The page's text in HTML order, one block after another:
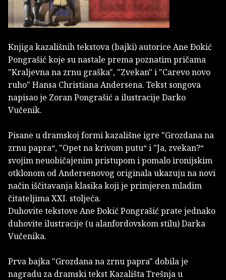
Knjiga kazališnih tekstova (bajki) autorice Ane Ðokić
Pongrašić koje su nastale prema poznatim pričama
"Kraljevna na zrnu graška", "Zvekan" i "Carevo novo
ruho" Hansa Christiana Andersena. Tekst songova
napisao je Zoran Pongrašić a ilustracije Darko
Vučenik.
Pisane u dramskoj formi kazališne igre "Grozdana na
zrnu papra“, "Opet na krivom putu“ i "Ja, zvekan?“
svojim neuobičajenim pristupom i pomalo ironijskim
otklonom od Andersenovog originala ukazuju na novi
način iščitavanja klasika koji je primjeren mladim
čitateljima XXI. stoljeća.
Duhovite tekstove Ane Ðokić Pongrašić prate jednako
duhovite ilustracije (u alanfordovskom stilu) Darka
Vučenika.
Prva bajka "Grozdana na zrnu papra" dobila je
nagradu za dramski tekst Kazališta Trešnja u